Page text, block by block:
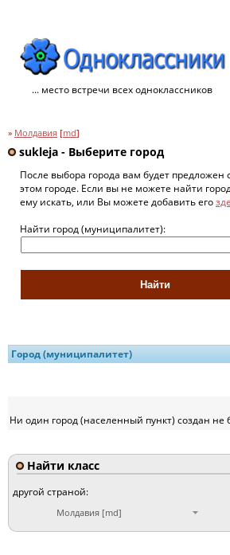
... место встречи всех одноклассников
» Молдавия [md]
sukleja - Выберите город
После выбора города вам будет предложен
этом городе. Если вы не можете найти
ему искать, или Вы можете добавить его
Найти город (муниципалитет):
Город (муниципалитет)
Ни один город (населенный пункт) создан не
Найти класс
другой страной:
Молдавия [md]